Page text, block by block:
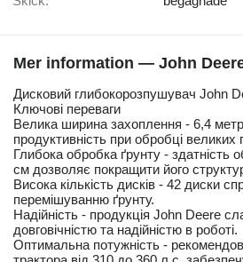
Mer information — John
Дисковий глибокорозпушувач John
Ключові переваги
Велика ширина захоплення - 6,4
продуктивність при обробці
Глибока обробка ґрунту - здатність
см дозволяє покращити його
Висока кількість дисків - 42 диски
перемішуванню ґрунту.
Надійність - продукція John Deere
довговічністю та надійністю в роботі.
Оптимальна потужність -